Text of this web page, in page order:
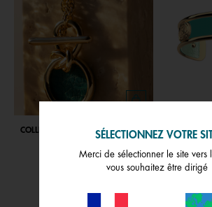
COLLIER ARIANE, CUIR RÉVERSIBLE
MANCHETTE
AQUATIC /
SÉLECTIONNEZ VOTRE
Merci de sélectionner le site vers
vous souhaitez être dirigé